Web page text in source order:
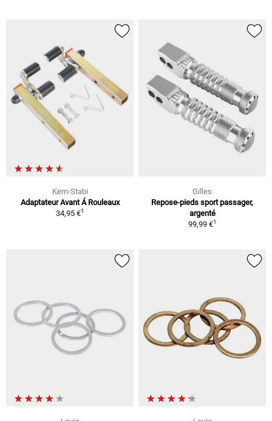
Kern-Stabi
Adaptateur Avant Á Rouleaux
34,95 €1
Gilles
Repose-pieds sport passager,
argenté
99,99 €1